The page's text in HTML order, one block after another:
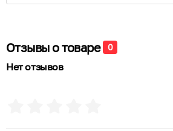
Отзывы о товаре 0
Нет отзывов